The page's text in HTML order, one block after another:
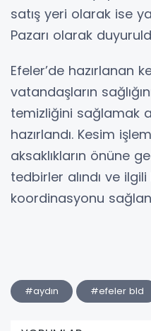
satış yeri olarak ise
Pazarı olarak
Efeler’de hazırlanan
vatandaşların
temizliğini sağlamak
hazırlandı. Kesim
aksaklıkların önüne
tedbirler alındı ve
koordinasyonu
#aydın #efeler bld